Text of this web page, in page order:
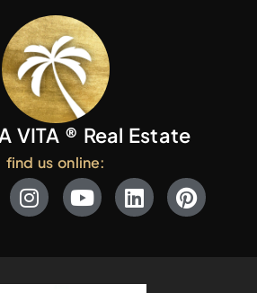
VITA ® Real Estate
find us online: